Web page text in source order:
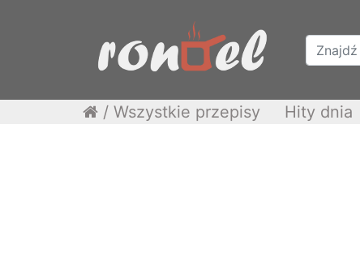
/ Wszystkie przepisy Hity dnia